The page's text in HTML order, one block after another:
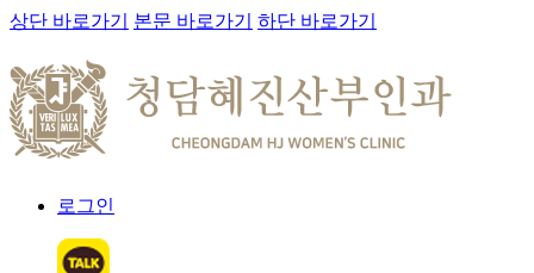
상단 바로가기 본문 바로가기 하단 바로가기
로그인